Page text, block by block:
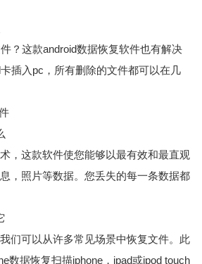
？这款android数据恢复软件也有解决
插入pc，所有删除的文件都可以在几
，这款软件使您能够以最有效和最直观
，照片等数据。您丢失的每一条数据都
们可以从许多常见场景中恢复文件。此
数据恢复扫描iphone，ipad或ipod touch